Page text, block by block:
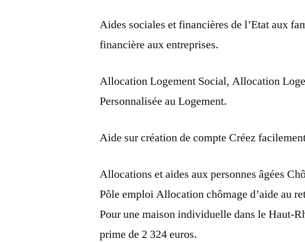
Aides sociales et financières de l’Etat aux
financière aux entreprises.
Allocation Logement Social, Allocation
Personnalisée au Logement.
Aide sur création de compte Créez
Allocations et aides aux personnes âgées
Pôle emploi Allocation chômage d’aide au
Pour une maison individuelle dans le Haut-
prime de 2 324 euros.